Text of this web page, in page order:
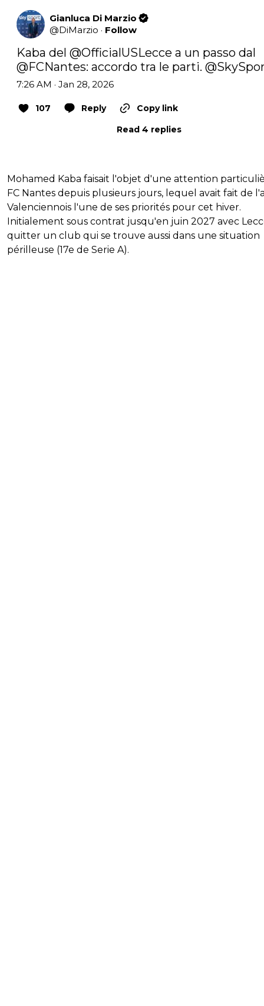
Gianluca Di Marzio
@DiMarzio · Follow
Kaba del @OfficialUSLecce
@FCNantes: accordo tra le parti.
7:26 AM · Jan 28, 2026
107 Reply
Copy link
Read 4 replies
Mohamed Kaba faisait l'objet d'une attention
FC Nantes depuis plusieurs jours, lequel avait fait de
Valenciennois l'une de ses priorités pour cet hiver.
Initialement sous contrat jusqu'en juin 2027 avec
quitter un club qui se trouve aussi dans une situation
périlleuse (17e de Serie A).